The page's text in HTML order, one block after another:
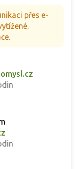
přes e-